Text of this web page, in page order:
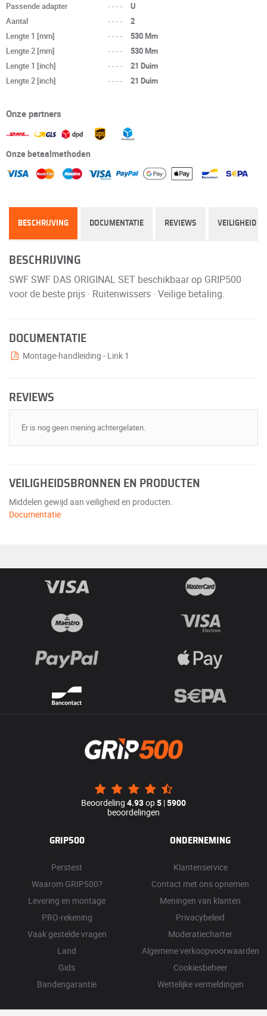
Passende adapter
----
U
Aantal
----
2
Lengte 1 [mm]
----
530 Mm
Lengte 2 [mm]
----
530 Mm
Lengte 1 [inch]
----
21 Duim
Lengte 2 [inch]
---- 21 Duim
Onze partners
Onze betaalmethoden
BESCHRIJVING DOCUMENTATIE REVIEWS VEILIGHEID
BESCHRIJVING
SWF SWF DAS ORIGINAL SET beschikbaar op GRIP500
voor de beste prijs · Ruitenwissers · Veilige betaling.
DOCUMENTATIE
Montage-handleiding - Link 1
REVIEWS
Er is nog geen mening achtergelaten.
VEILIGHEIDSBRONNEN EN PRODUCTEN
Middelen gewijd aan veiligheid en producten.
Documentatie
Beoordeling 4.93op5 |5900
beoordelingen
GRIP500
Perstest
Waarom GRIP500?
Levering en montage
PRO-rekening
Vaak gestelde vragen
Land
Gids
Bandengarantie
ONDERNEMING
Klantenservice
Contact met ons opnemen
Meningen van klanten
Privacybeleid
Moderatiecharter
Algemene verkoopvoorwaarden
Cookiesbeheer
Wettelijke vermeldingen